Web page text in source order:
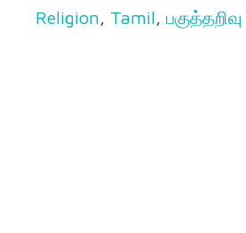
Religion, Tamil, பகுத்தறிவு